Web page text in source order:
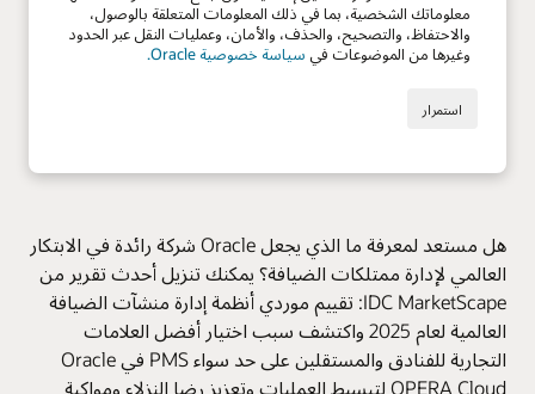
هل مستعد لمعرفة ما الذي يجعل Oracle شركة رائدة في الابتكار
العالمي لإدارة ممتلكات الضيافة؟ يمكنك تنزيل أحدث تقرير من
IDC MarketScape: تقييم موردي أنظمة إدارة منشآت الضيافة
العالمية لعام 2025 واكتشف سبب اختيار أفضل العلامات
التجارية للفنادق والمستقلين على حد سواء PMS في Oracle
OPERA Cloud لتبسيط العمليات وتعزيز رضا النزلاء ومواكبة